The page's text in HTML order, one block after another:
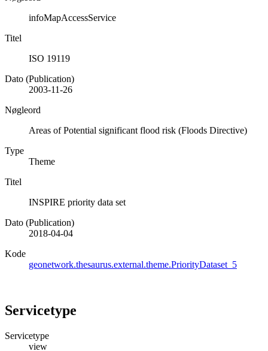
infoMapAccessService
Titel
ISO 19119
Dato (Publication)
2003-11-26
Nøgleord
Areas of Potential significant flood risk (Floods Directive)
Type
Theme
Titel
INSPIRE priority data set
Dato (Publication)
2018-04-04
Kode
geonetwork.thesaurus.external.theme.PriorityDataset_5
Servicetype
Servicetype
view